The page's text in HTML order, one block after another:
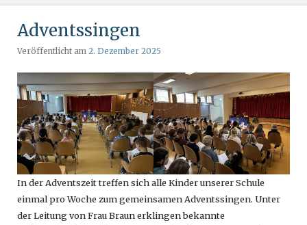
Adventssingen
Veröffentlicht am 2. Dezember 2025
In der Adventszeit treffen sich alle Kinder unserer Schule
einmal pro Woche zum gemeinsamen Adventssingen. Unter
der Leitung von Frau Braun erklingen bekannte